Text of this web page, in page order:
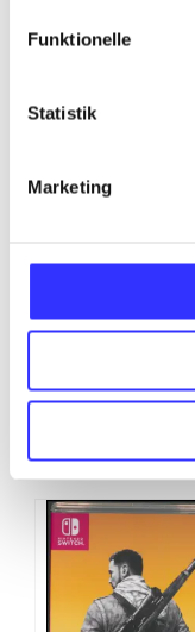
Funktionelle
Statistik
Marketing
...
...
...
...